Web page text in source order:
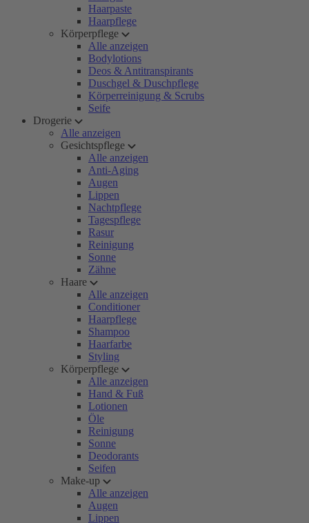
Haarpaste
Haarpflege
Körperpflege
Alle anzeigen
Bodylotions
Deos & Antitranspirants
Duschgel & Duschpflege
Körperreinigung & Scrubs
Seife
Drogerie
Alle anzeigen
Gesichtspflege
Alle anzeigen
Anti-Aging
Augen
Lippen
Nachtpflege
Tagespflege
Rasur
Reinigung
Sonne
Zähne
Haare
Alle anzeigen
Conditioner
Haarpflege
Shampoo
Haarfarbe
Styling
Körperpflege
Alle anzeigen
Hand & Fuß
Lotionen
Öle
Reinigung
Sonne
Deodorants
Seifen
Make-up
Alle anzeigen
Augen
Lippen